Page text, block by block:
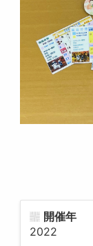
開催年
2022